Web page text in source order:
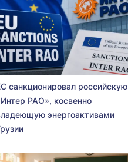
санкционировал российскую
РАО», косвенно
энергоактивами